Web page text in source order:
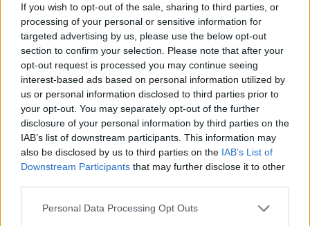
If you wish to opt-out of the sale, sharing to third parties, or
processing of your personal or sensitive information for
targeted advertising by us, please use the below opt-out
section to confirm your selection. Please note that after your
opt-out request is processed you may continue seeing
interest-based ads based on personal information utilized by
us or personal information disclosed to third parties prior to
your opt-out. You may separately opt-out of the further
disclosure of your personal information by third parties on the
IAB’s list of downstream participants. This information may
also be disclosed by us to third parties on the IAB’s List of
Downstream Participants that may further disclose it to other
Personal Data Processing Opt Outs